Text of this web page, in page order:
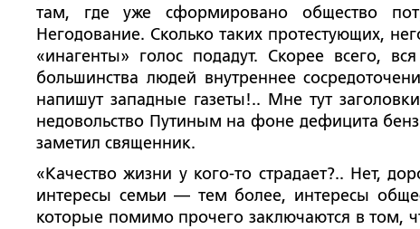
там, где уже сформировано общество
Негодование. Сколько таких протестующих,
«инагенты» голос подадут. Скорее всего,
большинства людей внутреннее
напишут западные газеты!.. Мне тут
недовольство Путиным на фоне дефицита
заметил священник.
«Качество жизни у кого-то страдает?.. Нет,
интересы семьи — тем более, интересы
которые помимо прочего заключаются в том,